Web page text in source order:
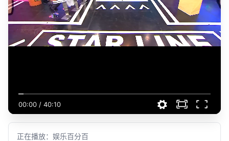
00:00 / 40:10
正在播放：娱乐百分百